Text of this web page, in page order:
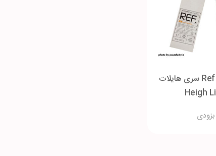
رنگ مو رف Ref سری هایلات
Heigh
بزودی